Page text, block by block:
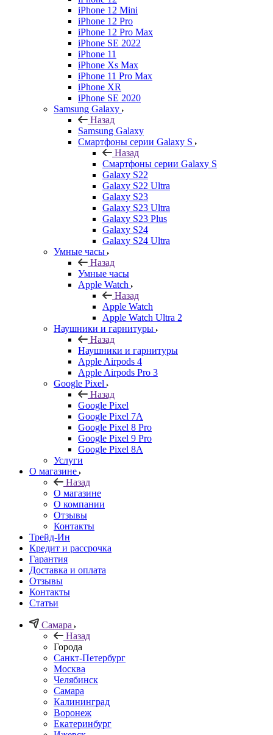
iPhone 12 Mini
iPhone 12 Pro
iPhone 12 Pro Max
iPhone SE 2022
iPhone 11
iPhone Xs Max
iPhone 11 Pro Max
iPhone XR
iPhone SE 2020
Samsung Galaxy
Назад
Samsung Galaxy
Смартфоны серии Galaxy S
Назад
Смартфоны серии Galaxy S
Galaxy S22
Galaxy S22 Ultra
Galaxy S23
Galaxy S23 Ultra
Galaxy S23 Plus
Galaxy S24
Galaxy S24 Ultra
Умные часы
Назад
Умные часы
Apple Watch
Назад
Apple Watch
Apple Watch Ultra 2
Наушники и гарнитуры
Назад
Наушники и гарнитуры
Apple Airpods 4
Apple Airpods Pro 3
Google Pixel
Назад
Google Pixel
Google Pixel 7А
Google Pixel 8 Pro
Google Pixel 9 Pro
Google Pixel 8A
Услуги
О магазине
Назад
О магазине
О компании
Отзывы
Контакты
Трейд-Ин
Кредит и рассрочка
Гарантия
Доставка и оплата
Отзывы
Контакты
Статьи
Самара
Назад
Города
Санкт-Петербург
Москва
Челябинск
Самара
Калининград
Воронеж
Екатеринбург